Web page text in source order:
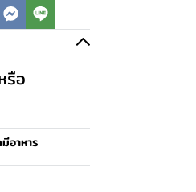
รือ
มีอาหาร